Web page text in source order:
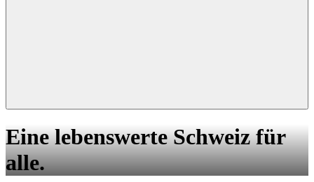
Eine lebenswerte Schweiz für
alle.